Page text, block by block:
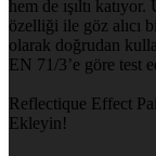
hem de ışıltı
özelliği ile göz alıcı
olarak doğrudan
EN 71/3’e göre test
Reflectique Effect
Ekleyin!